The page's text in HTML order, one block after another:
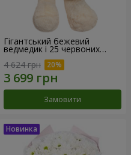
Гігантський бежевий
ведмедик і 25 червоних
троянд
4 624 грн
Замовити